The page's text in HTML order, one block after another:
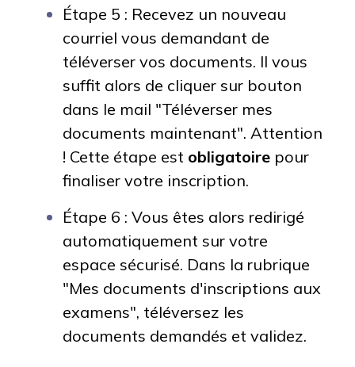
Étape 5 : Recevez un nouveau
courriel vous demandant de
téléverser vos documents. Il vous
suffit alors de cliquer sur bouton
dans le mail "Téléverser mes
documents maintenant". Attention
! Cette étape est obligatoire pour
finaliser votre inscription.
Étape 6 : Vous êtes alors redirigé
automatiquement sur votre
espace sécurisé. Dans la rubrique
"Mes documents d'inscriptions aux
examens", téléversez les
documents demandés et validez.